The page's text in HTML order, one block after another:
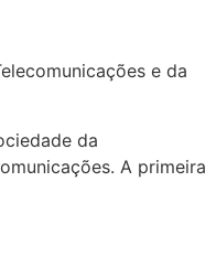
e da
da
A primeira